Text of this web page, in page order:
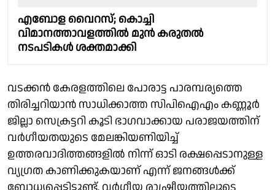
എബോള വൈറസ്; കൊച്ചി
വിമാനത്താവളത്തിൽ മുൻ കരുതൽ
നടപടികൾ ശക്തമാക്കി
വടക്കന്‍ കേരളത്തിലെ പോരാട്ട പാരമ്പര്യത്തെ
തിരിച്ചറിയാന്‍ സാധിക്കാത്ത സിപിഐഎം കണ്ണൂര്‍
ജില്ലാ സെക്രട്ടറി കൂടി ഭാഗവാക്കായ പരാജയത്തിന്
വര്‍ഗീയതയുടെ മേലങ്കിയണിയിച്ച്
ഉത്തരവാദിത്തങ്ങളില്‍ നിന്ന് ഓടി രക്ഷപ്പെടാനുള്ള
വ്യഗ്രത കാണിക്കുകയാണ് എന്ന് ജനങ്ങള്‍ക്ക്